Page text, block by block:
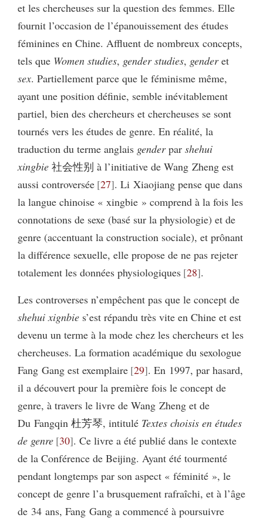
et les chercheuses sur la question des femmes. Elle
fournit l’occasion de l’épanouissement des études
féminines en Chine. Affluent de nombreux concepts,
tels que Women studies, gender studies, genderet
sex. Partiellement parce que le féminisme même,
ayant une position définie, semble inévitablement
partiel, bien des chercheurs et chercheuses se sont
tournés vers les études de genre. En réalité, la
traduction du terme anglais genderpar shehui
xingbie 社会性别 à l’initiative de Wang Zheng est
aussi controversée 27 . Li Xiaojiang pense que dans
la langue chinoise « xingbie » comprend à la fois les
connotations de sexe (basé sur la physiologie) et de
genre (accentuant la construction sociale), et prônant
la différence sexuelle, elle propose de ne pas rejeter
totalement les données physiologiques 28 .
Les controverses n’empêchent pas que le concept de
shehui xignbie s’est répandu très vite en Chine et est
devenu un terme à la mode chez les chercheurs et les
chercheuses. La formation académique du sexologue
Fang Gang est exemplaire 29 . En 1997, par hasard,
il a découvert pour la première fois le concept de
genre, à travers le livre de Wang Zheng et de
Du Fangqin 杜芳琴, intitulé Textes choisis en études
de genre 30 . Ce livre a été publié dans le contexte
de la Conférence de Beijing. Ayant été tourmenté
pendant longtemps par son aspect « féminité », le
concept de genre l’a brusquement rafraîchi, et à l’âge
de 34 ans, Fang Gang a commencé à poursuivre